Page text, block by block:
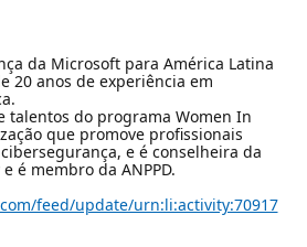
da Microsoft para América Latina
20 anos de experiência em
talentos do programa Women In
que promove profissionais
e é conselheira da
é membro da ANPPD.
feed/update/urn:li:activity:70917